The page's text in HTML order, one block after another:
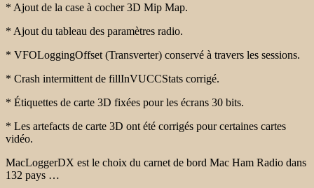
* Ajout de la case à cocher 3D Mip Map.
* Ajout du tableau des paramètres radio.
* VFOLoggingOffset (Transverter) conservé à travers les sessions.
* Crash intermittent de fillInVUCCStats corrigé.
* Étiquettes de carte 3D fixées pour les écrans 30 bits.
* Les artefacts de carte 3D ont été corrigés pour certaines cartes
vidéo.
MacLoggerDX est le choix du carnet de bord Mac Ham Radio dans
132 pays …